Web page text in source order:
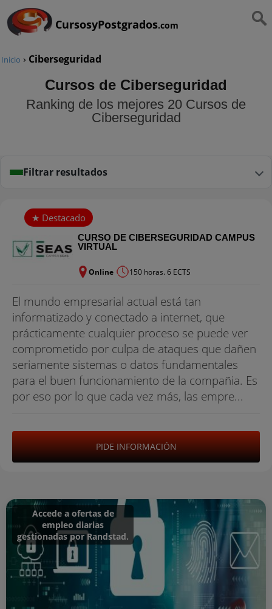
CursosyPostgrados.com
Inicio › Ciberseguridad
Cursos de Ciberseguridad
Ranking de los mejores 20 Cursos de
Ciberseguridad
Filtrar resultados
CURSO DE CIBERSEGURIDAD CAMPUS
VIRTUAL
Online 150 horas. 6 ECTS
El mundo empresarial actual está tan
informatizado y conectado a internet, que
prácticamente cualquier proceso se puede ver
comprometido por culpa de ataques que dañen
seriamente sistemas o datos fundamentales
para el buen funcionamiento de la compañia. Es
por eso por lo que cada vez más, las empre...
PIDE INFORMACIÓN
Accede a ofertas de
empleo diarias
gestionadas por Randstad.